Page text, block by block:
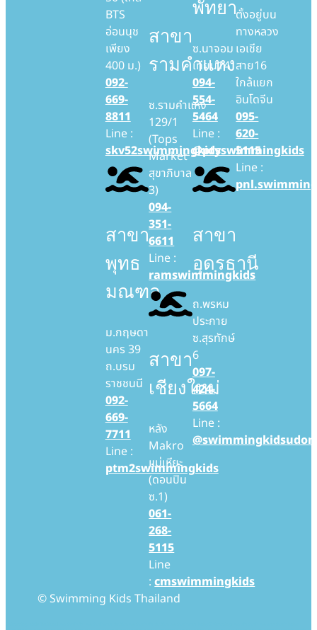
BTS
อ่อนนุช
เพียง
400 ม.)
092-
669-
8811
Line :
skv52swimmingkids
สาขา
พุทธ
มณฑล
ม.กฤษดา
นคร 39
ถ.บรม
ราชชนนี
092-
669-
7711
Line :
ptm2swimmingkids
สาขา
รามคำแหง
ซ.รามคำแหง
129/1
(Tops
Market
สุขาภิบาล
3)
094-
351-
6611
Line :
ramswimmingkids
สาขา
เชียงใหม่
หลัง
Makro
แม่เหียะ
(ดอนปิน
ซ.1)
061-
268-
5115
Line
:cmswimmingkids
พัทยา
ซ.นาจอม
เทียน14
094-
554-
5464
Line :
@ptyswimmingkids
สาขา
อุดรธานี
ถ.พรหม
ประกาย
ซ.สุรทักษ์
6
097-
424-
5664
Line :
@swimmingkidsudon
ตั้งอยู่บน
ทางหลวง
เอเชีย
สาย16
ใกล้แยก
อินโดจีน
095-
620-
5115
Line :
© Swimming Kids Thailand